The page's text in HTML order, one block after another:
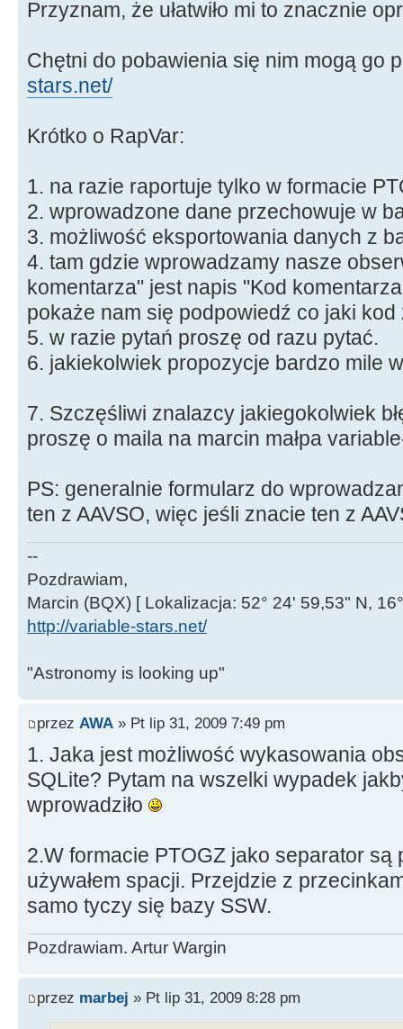
Przyznam, że ułatwiło mi to znacznie
Chętni do pobawienia się nim mogą go
stars.net/
Krótko o RapVar:
1. na razie raportuje tylko w formacie
2. wprowadzone dane przechowuje w
3. możliwość eksportowania danych z
4. tam gdzie wprowadzamy nasze
komentarza" jest napis "Kod
pokaże nam się podpowiedź co jaki kod
5. w razie pytań proszę od razu pytać.
6. jakiekolwiek propozycje bardzo mile
7. Szczęśliwi znalazcy jakiegokolwiek
proszę o maila na marcin małpa
PS: generalnie formularz do
ten z AAVSO, więc jeśli znacie ten z
--
Pozdrawiam,
Marcin (BQX) [ Lokalizacja: 52° 24' 59,53" N,
http://variable-stars.net/
"Astronomy is looking up"
przez AWA » Pt lip 31, 2009 7:49 pm
1. Jaka jest możliwość wykasowania
SQLite? Pytam na wszelki wypadek
wprowadziło
2.W formacie PTOGZ jako separator są
używałem spacji. Przejdzie z
samo tyczy się bazy SSW.
Pozdrawiam. Artur Wargin
przez marbej » Pt lip 31, 2009 8:28 pm